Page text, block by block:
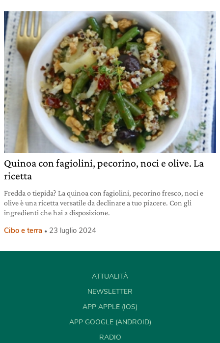
Quinoa con fagiolini, pecorino, noci e olive. La
ricetta
Fredda o tiepida? La quinoa con fagiolini, pecorino fresco, noci e
olive è una ricetta versatile da declinare a tuo piacere. Con gli
ingredienti che hai a disposizione.
Cibo e terra 23 luglio 2024
ATTUALITÀ
NEWSLETTER
APP APPLE (IOS)
APP GOOGLE (ANDROID)
RADIO